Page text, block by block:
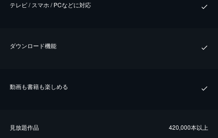
テレビ / スマホ / PCなどに対応
ダウンロード機能
動画も書籍も楽しめる
⾒放題作品 420,000本以上